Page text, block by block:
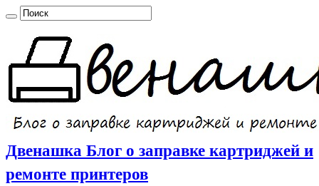
Двенашка Блог о заправке картриджей и
ремонте принтеров